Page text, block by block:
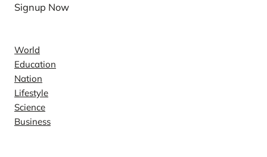
Signup Now
World
Education
Nation
Lifestyle
Science
Business